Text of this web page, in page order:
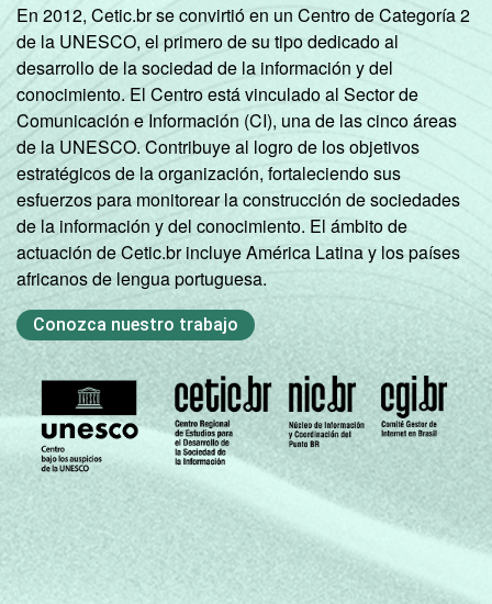
En 2012, Cetic.br se convirtió en un Centro de Categoría 2
de la UNESCO, el primero de su tipo dedicado al
desarrollo de la sociedad de la información y del
conocimiento. El Centro está vinculado al Sector de
Comunicación e Información (CI), una de las cinco áreas
de la UNESCO. Contribuye al logro de los objetivos
estratégicos de la organización, fortaleciendo sus
esfuerzos para monitorear la construcción de sociedades
de la información y del conocimiento. El ámbito de
actuación de Cetic.br incluye América Latina y los países
africanos de lengua portuguesa.
Conozca nuestro trabajo